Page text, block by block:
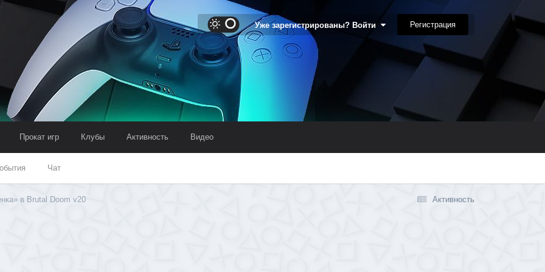
Уже зарегистрированы? Войти Регистрация
Чат
Прокат игр Клубы Активность Видео
Активность
в Brutal Doom v20